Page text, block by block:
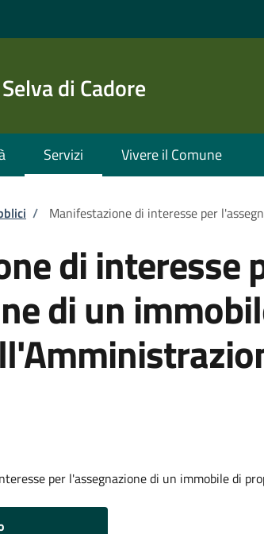
di Cadore
Servizi Vivere il Comune
/ Manifestazione di interesse per
di interesse
di un
per l'assegnazione di un immobile di